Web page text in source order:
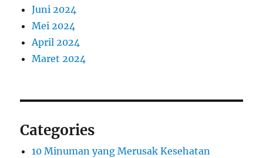
Juni 2024
Mei 2024
April 2024
Maret 2024
Categories
10 Minuman yang Merusak Kesehatan